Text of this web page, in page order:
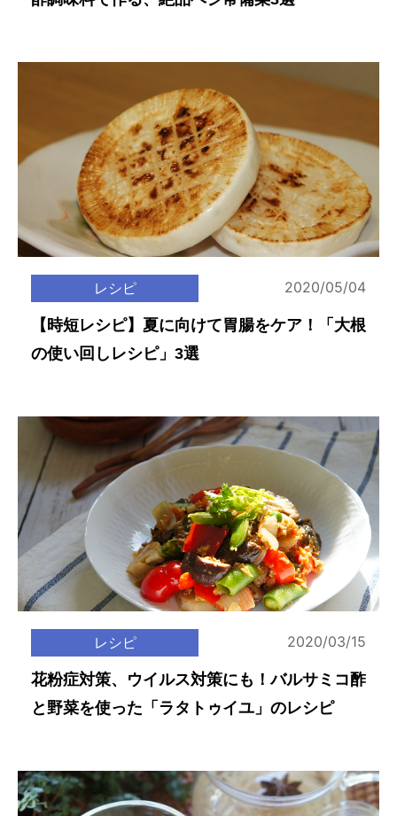
レシピ 2020/05/04
【時短レシピ】夏に向けて胃腸をケア！「大根
の使い回しレシピ」3選
レシピ 2020/03/15
花粉症対策、ウイルス対策にも！バルサミコ酢
と野菜を使った「ラタトゥイユ」のレシピ